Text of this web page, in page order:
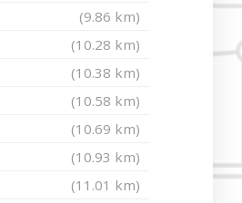
(9.86 km)
(10.28 km)
(10.38 km)
(10.58 km)
(10.69 km)
(10.93 km)
(11.01 km)